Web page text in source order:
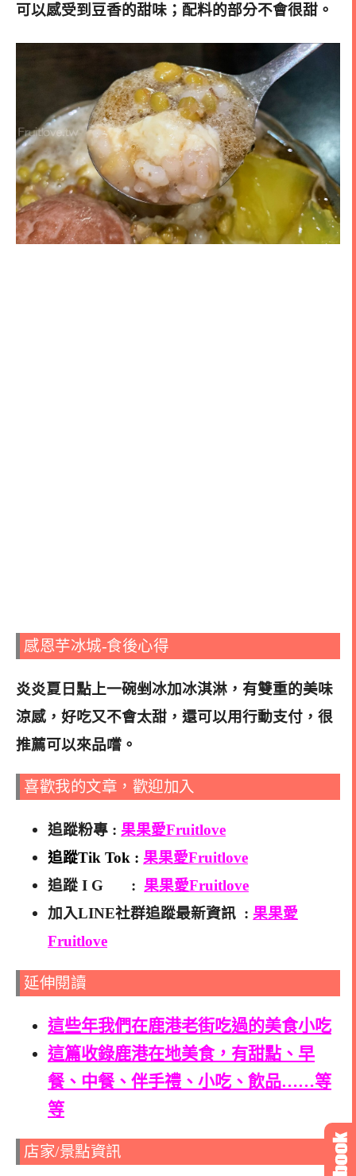
可以感受到豆香的甜味；配料的部分不會很甜。
感恩芋冰城-食後心得
炎炎夏日點上一碗剉冰加冰淇淋，有雙重的美味
涼感，好吃又不會太甜，還可以用行動支付，很
推薦可以來品嚐 。
喜歡我的文章，歡迎加入
追蹤粉專 : 果果愛Fruitlove
追蹤Tik Tok : 果果愛Fruitlove
追蹤 I G : 果果愛Fruitlove
加入LINE社群追蹤最新資訊 : 果果愛
Fruitlove
延伸閱讀
這些年我們在鹿港老街吃過的美食小吃
這篇收錄鹿港在地美食，有甜點、早
餐、中餐、伴手禮、小吃、飲品……等
等
店家/景點資訊